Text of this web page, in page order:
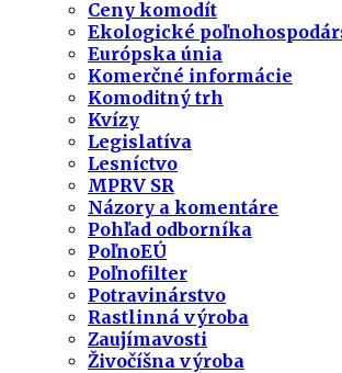
Ceny komodít
Ekologické
Európska únia
Komerčné informácie
Komoditný trh
Kvízy
Legislatíva
Lesníctvo
MPRV SR
Názory a komentáre
Pohľad odborníka
PoľnoEÚ
Poľnofilter
Potravinárstvo
Rastlinná výroba
Zaujímavosti
Živočíšna výroba